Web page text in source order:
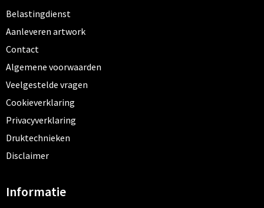
Belastingdienst
Aanleveren artwork
Contact
Algemene voorwaarden
Veelgestelde vragen
Cookieverklaring
Privacyverklaring
Druktechnieken
Disclaimer
Informatie